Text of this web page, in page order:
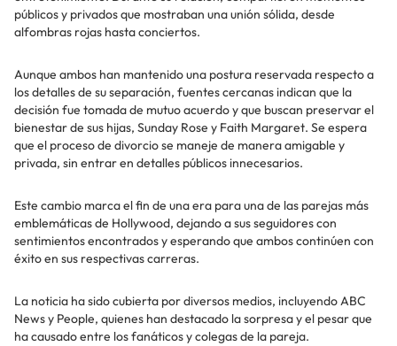
públicos y privados que mostraban una unión sólida, desde
alfombras rojas hasta conciertos.
Aunque ambos han mantenido una postura reservada respecto a
los detalles de su separación, fuentes cercanas indican que la
decisión fue tomada de mutuo acuerdo y que buscan preservar el
bienestar de sus hijas, Sunday Rose y Faith Margaret. Se espera
que el proceso de divorcio se maneje de manera amigable y
privada, sin entrar en detalles públicos innecesarios.
Este cambio marca el fin de una era para una de las parejas más
emblemáticas de Hollywood, dejando a sus seguidores con
sentimientos encontrados y esperando que ambos continúen con
éxito en sus respectivas carreras.
La noticia ha sido cubierta por diversos medios, incluyendo ABC
News y People, quienes han destacado la sorpresa y el pesar que
ha causado entre los fanáticos y colegas de la pareja.